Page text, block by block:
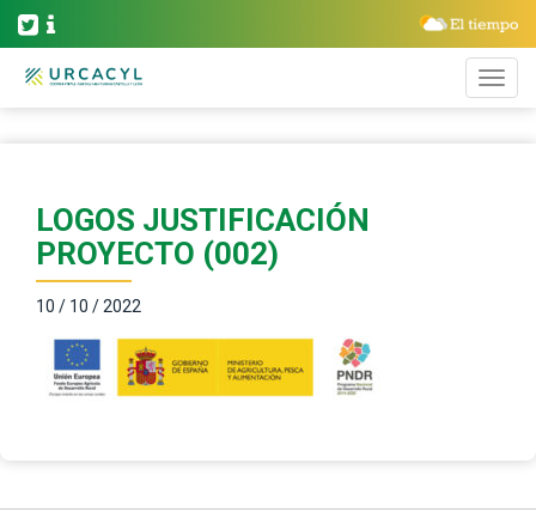
LOGOS JUSTIFICACIÓN
PROYECTO (002)
10 / 10 / 2022